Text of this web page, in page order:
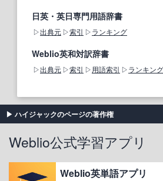
日英・英日専門用語辞書
出典元 索引 ランキング
Weblio英和対訳辞書
出典元 索引 用語索引 ランキング
ハイジャックのページの著作権
Weblio公式学習アプリ
Weblio英単語アプリ